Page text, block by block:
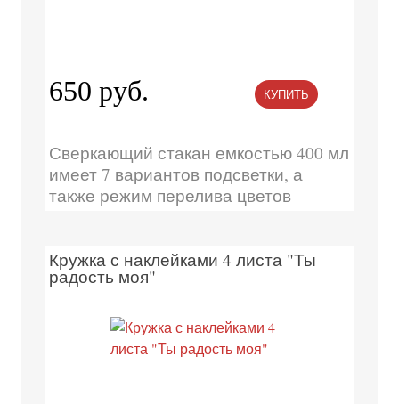
650 руб. КУПИТЬ
Сверкающий стакан емкостью 400 мл
имеет 7 вариантов подсветки, а
также режим перелива цветов
Кружка с наклейками 4 листа "Ты
радость моя"